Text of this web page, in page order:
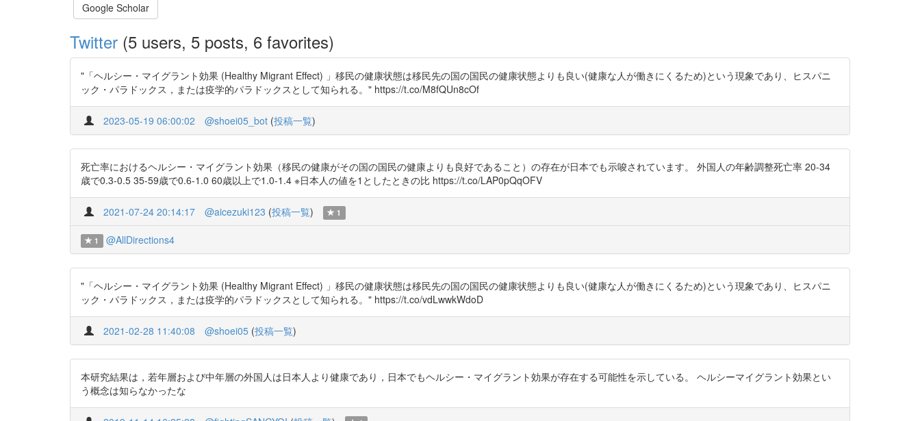
Google Scholar
Twitter (5 users, 5 posts, 6 favorites)
"「ヘルシー・マイグラント効果 (Healthy Migrant Effect) 」移民の健康状態は移民先の国の国民の健康状態よりも良い(健康な人が働きにくるため)という現象であり、ヒスパニ
ック・パラドックス，または疫学的パラドックスとして知られる。" https://t.co/M8fQUn8cOf
2023-05-19 06:00:02 @shoei05_bot (投稿一覧)
死亡率におけるヘルシー・マイグラント効果（移民の健康がその国の国民の健康よりも良好であること）の存在が日本でも示唆されています。 外国人の年齢調整死亡率 20-34
歳で0.3-0.5 35-59歳で0.6-1.0 60歳以上で1.0-1.4 ※日本人の値を1としたときの比 https://t.co/LAP0pQqOFV
2021-07-24 20:14:17 @aicezuki123 (投稿一覧) 1
1 @AllDirections4
"「ヘルシー・マイグラント効果 (Healthy Migrant Effect) 」移民の健康状態は移民先の国の国民の健康状態よりも良い(健康な人が働きにくるため)という現象であり、ヒスパニ
ック・パラドックス，または疫学的パラドックスとして知られる。" https://t.co/vdLwwkWdoD
2021-02-28 11:40:08 @shoei05 (投稿一覧)
本研究結果は，若年層および中年層の外国人は日本人より健康であり，日本でもヘルシー・マイグラント効果が存在する可能性を示している。 ヘルシーマイグラント効果とい
う概念は知らなかったな